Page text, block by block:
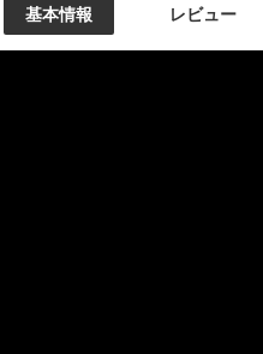
基本情報 レビュー